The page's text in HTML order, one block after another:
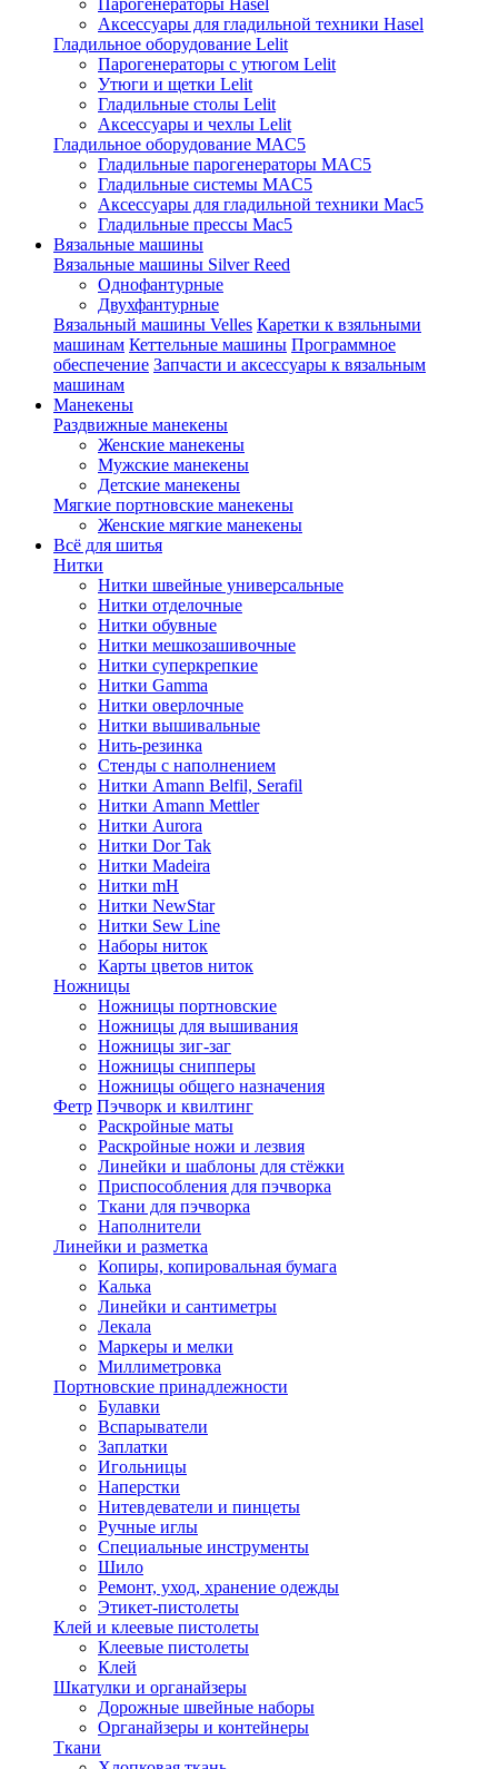
Парогенераторы Hasel
Аксессуары для гладильной техники Hasel
Гладильное оборудование Lelit
Парогенераторы с утюгом Lelit
Утюги и щетки Lelit
Гладильные столы Lelit
Аксессуары и чехлы Lelit
Гладильное оборудование MAC5
Гладильные парогенераторы MAC5
Гладильные системы MAC5
Аксессуары для гладильной техники Mac5
Гладильные прессы Mac5
Вязальные машины
Вязальные машины Silver Reed
Однофантурные
Двухфантурные
Вязальный машины Velles Каретки к взяльными
машинам Кеттельные машины Программное
обеспечение Запчасти и аксессуары к вязальным
машинам
Манекены
Раздвижные манекены
Женские манекены
Мужские манекены
Детские манекены
Мягкие портновские манекены
Женские мягкие манекены
Всё для шитья
Нитки
Нитки швейные универсальные
Нитки отделочные
Нитки обувные
Нитки мешкозашивочные
Нитки суперкрепкие
Нитки Gamma
Нитки оверлочные
Нитки вышивальные
Нить-резинка
Стенды с наполнением
Нитки Amann Belfil, Serafil
Нитки Amann Mettler
Нитки Aurora
Нитки Dor Tak
Нитки Madeira
Нитки mH
Нитки NewStar
Нитки Sew Line
Наборы ниток
Карты цветов ниток
Ножницы
Ножницы портновские
Ножницы для вышивания
Ножницы зиг-заг
Ножницы снипперы
Ножницы общего назначения
Фетр Пэчворк и квилтинг
Раскройные маты
Раскройные ножи и лезвия
Линейки и шаблоны для стёжки
Приспособления для пэчворка
Ткани для пэчворка
Наполнители
Линейки и разметка
Копиры, копировальная бумага
Калька
Линейки и сантиметры
Лекала
Маркеры и мелки
Миллиметровка
Портновские принадлежности
Булавки
Вспарыватели
Заплатки
Игольницы
Наперстки
Нитевдеватели и пинцеты
Ручные иглы
Специальные инструменты
Шило
Ремонт, уход, хранение одежды
Этикет-пистолеты
Клей и клеевые пистолеты
Клеевые пистолеты
Клей
Шкатулки и органайзеры
Дорожные швейные наборы
Органайзеры и контейнеры
Ткани